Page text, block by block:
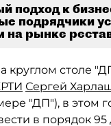
подход к
подрядчики
на рынке
круглом столе
Сергей
"ДП"), в этом
в порядок